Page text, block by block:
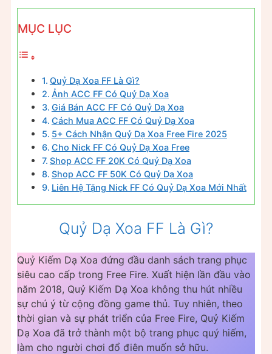
MỤC LỤC
Quỷ Dạ Xoa FF Là Gì?
Ảnh ACC FF Có Quỷ Dạ Xoa
Giá Bán ACC FF Có Quỷ Dạ Xoa
Cách Mua ACC FF Có Quỷ Dạ Xoa
5+ Cách Nhận Quỷ Dạ Xoa Free Fire 2025
Cho Nick FF Có Quỷ Dạ Xoa Free
Shop ACC FF 20K Có Quỷ Dạ Xoa
Shop ACC FF 50K Có Quỷ Dạ Xoa
Liên Hệ Tặng Nick FF Có Quỷ Dạ Xoa Mới Nhất
Quỷ Dạ Xoa FF Là Gì?
Quỷ Kiếm Dạ Xoa đứng đầu danh sách trang phục
siêu cao cấp trong Free Fire. Xuất hiện lần đầu vào
năm 2018, Quỷ Kiếm Dạ Xoa không thu hút nhiều
sự chú ý từ cộng đồng game thủ. Tuy nhiên, theo
thời gian và sự phát triển của Free Fire, Quỷ Kiếm
Dạ Xoa đã trở thành một bộ trang phục quý hiếm,
làm cho người chơi đổ điên muốn sở hữu.